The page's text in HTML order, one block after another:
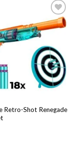
Toevoegen
aan
verlanglijst
Retro-Shot Renegade